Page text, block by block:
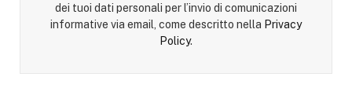
dei tuoi dati personali per l’invio di comunicazioni
informative via email, come descritto nella Privacy
Policy.